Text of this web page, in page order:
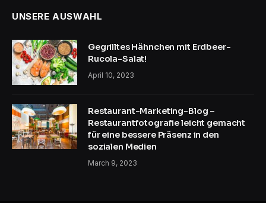
UNSERE AUSWAHL
Gegrilltes Hähnchen mit Erdbeer-
Rucola-Salat!
April 10, 2023
Restaurant-Marketing-Blog –
Restaurantfotografie leicht gemacht
für eine bessere Präsenz in den
sozialen Medien
March 9, 2023